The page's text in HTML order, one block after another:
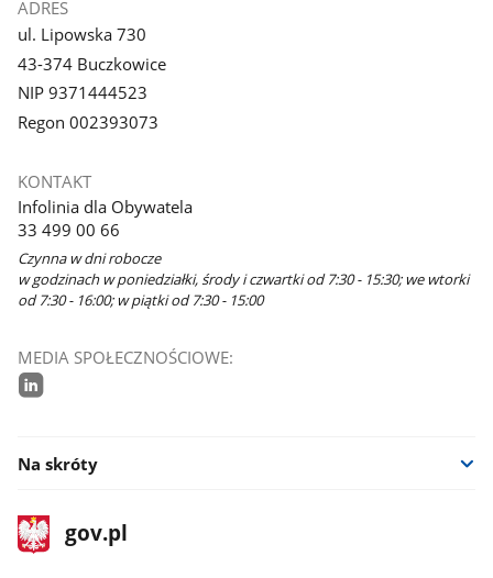
ADRES
ul. Lipowska 730
43-374 Buczkowice
NIP 9371444523
Regon 002393073
KONTAKT
Infolinia dla Obywatela
33 499 00 66
Czynna w dni robocze
w godzinach w poniedziałki, środy i czwartki od 7:30 - 15:30; we wtorki
od 7:30 - 16:00; w piątki od 7:30 - 15:00
MEDIA SPOŁECZNOŚCIOWE:
Na skróty
stopka
gov.plStrona
gov.pl